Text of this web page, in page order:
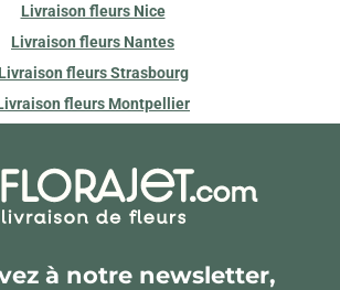
Livraison fleurs Nice
Livraison fleurs Nantes
Livraison fleurs Strasbourg
fleurs Montpellier
à notre newsletter,